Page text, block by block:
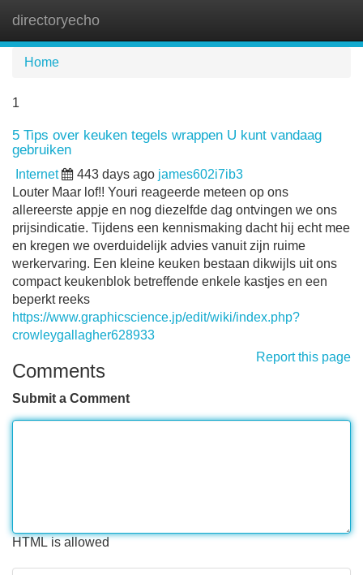
directoryecho
Home
1
5 Tips over keuken tegels wrappen U kunt vandaag
gebruiken
Internet 443 days ago james602i7ib3
Louter Maar lof!! Youri reageerde meteen op ons
allereerste appje en nog diezelfde dag ontvingen we ons
prijsindicatie. Tijdens een kennismaking dacht hij echt mee
en kregen we overduidelijk advies vanuit zijn ruime
werkervaring. Een kleine keuken bestaan dikwijls uit ons
compact keukenblok betreffende enkele kastjes en een
beperkt reeks
https://www.graphicscience.jp/edit/wiki/index.php?
crowleygallagher628933
Report this page
Comments
Submit a Comment
HTML is allowed